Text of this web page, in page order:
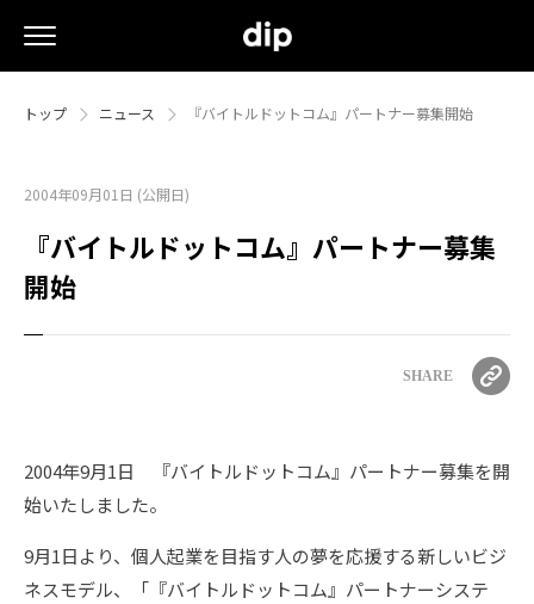
トップ ニュース 『バイトルドットコム』パートナー募集開始
2004年09月01日 (公開日)
『バイトルドットコム』パートナー募集
開始
SHARE
2004年9月1日 『バイトルドットコム』パートナー募集を開
始いたしました。
9月1日より、個人起業を目指す人の夢を応援する新しいビジ
ネスモデル、「『バイトルドットコム』パートナーシステ